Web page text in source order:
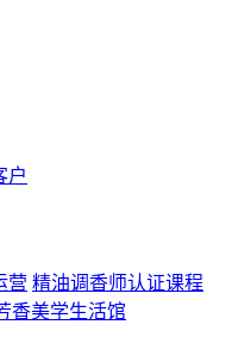
户
营 精油调香师认证课程
香美学生活馆